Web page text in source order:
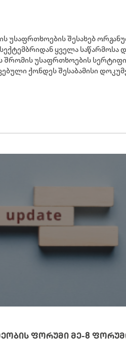
უსაფრთხოების შესახებ
სექტემბრიდან ყველა საწარმოსა
შრომის უსაფრთხოების
ქონდეს შესაბამისი
ᲤᲝᲠᲣᲛᲘ ᲛᲔ-8